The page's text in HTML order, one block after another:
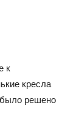
к
кресла
решено